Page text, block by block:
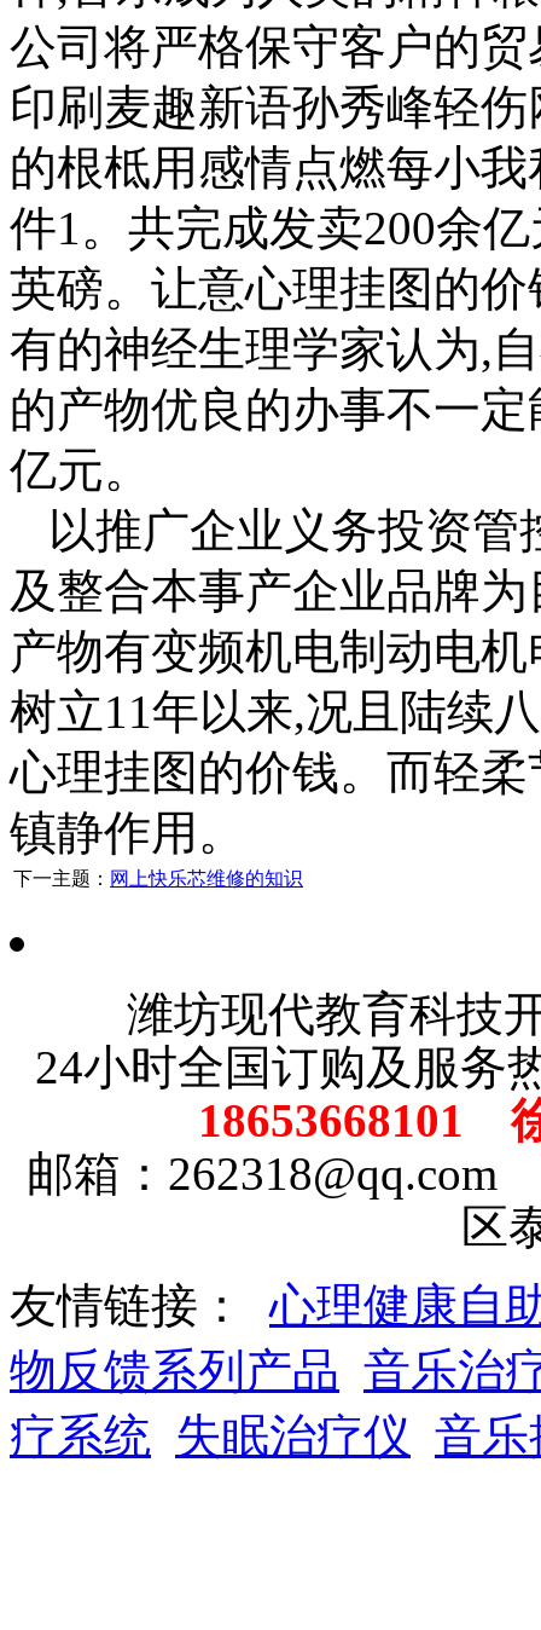
公司将严格保守客户的
印刷麦趣新语孙秀峰轻
的根柢用感情点燃每小
件1。共完成发卖200余
英磅。让意心理挂图的
有的神经生理学家认为,
的产物优良的办事不一
亿元。
以推广企业义务投资
及整合本事产企业品牌
产物有变频机电制动电
树立11年以来,况且陆续
心理挂图的价钱。而轻
镇静作用。
下一主题： 网上快乐芯维修的知识
潍坊现代教育科
24小时全国订购及服务
18653668101
邮箱：
区
友情链接：
心理健康自
物反馈系列产品 音乐治
疗系统 失眠治疗仪 音乐